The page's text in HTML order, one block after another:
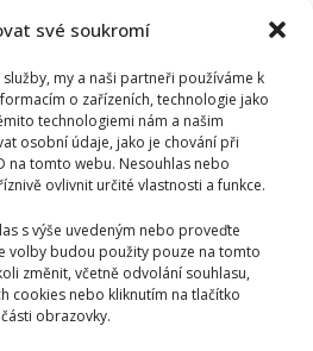
své soukromí
my a naši partneři používáme k
o zařízeních, technologie jako
technologiemi nám a našim
osobní údaje, jako je chování při
na tomto webu. Nesouhlas nebo
ovlivnit určité vlastnosti a funkce.
s výše uvedeným nebo proveďte
volby budou použity pouze na tomto
změnit, včetně odvolání souhlasu,
cookies nebo kliknutím na tlačítko
obrazovky.